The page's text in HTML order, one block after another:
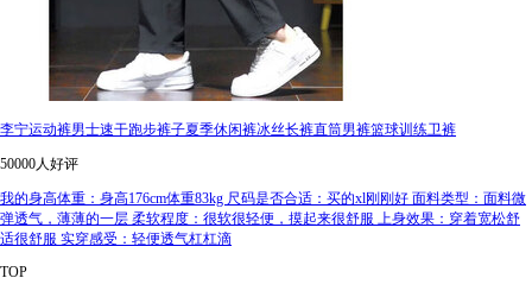
李宁运动裤男士速干跑步裤子夏季休闲裤冰丝长裤直筒男裤篮球训练卫裤
50000人好评
我的身高体重：身高176cm体重83kg 尺码是否合适：买的xl刚刚好 面料类型：面料微
弹透气，薄薄的一层 柔软程度：很软很轻便，摸起来很舒服 上身效果：穿着宽松舒
适很舒服 实穿感受：轻便透气杠杠滴
TOP